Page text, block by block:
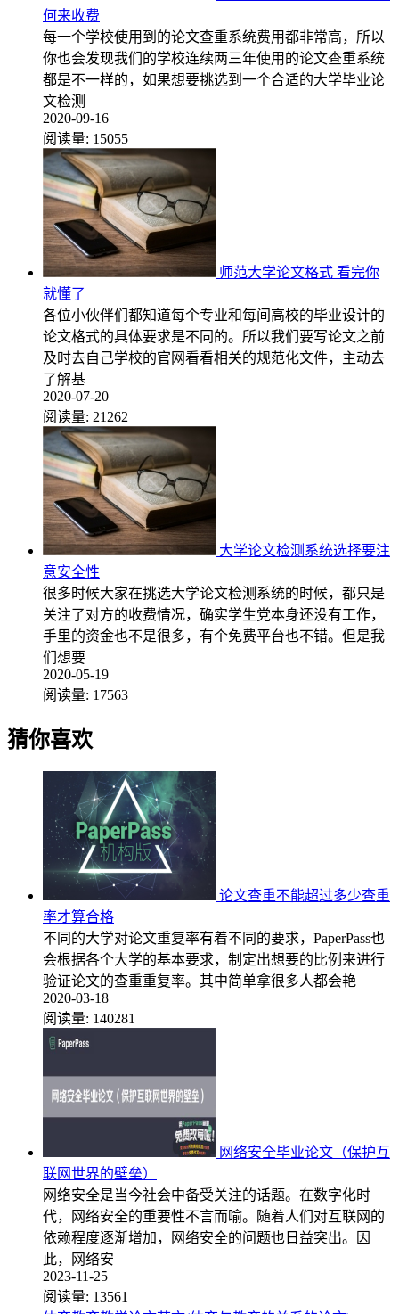
何来收费
每一个学校使用到的论文查重系统费用都非常高，所以
你也会发现我们的学校连续两三年使用的论文查重系统
都是不一样的，如果想要挑选到一个合适的大学毕业论
文检测
2020-09-16
阅读量: 15055
师范大学论文格式 看完你
就懂了
各位小伙伴们都知道每个专业和每间高校的毕业设计的
论文格式的具体要求是不同的。所以我们要写论文之前
及时去自己学校的官网看看相关的规范化文件，主动去
了解基
2020-07-20
阅读量: 21262
大学论文检测系统选择要注
意安全性
很多时候大家在挑选大学论文检测系统的时候，都只是
关注了对方的收费情况，确实学生党本身还没有工作，
手里的资金也不是很多，有个免费平台也不错。但是我
们想要
2020-05-19
阅读量: 17563
猜你喜欢
论文查重不能超过多少查重
率才算合格
不同的大学对论文重复率有着不同的要求，PaperPass也
会根据各个大学的基本要求，制定出想要的比例来进行
验证论文的查重重复率。其中简单拿很多人都会艳
2020-03-18
阅读量: 140281
网络安全毕业论文（保护互
联网世界的壁垒）
网络安全是当今社会中备受关注的话题。在数字化时
代，网络安全的重要性不言而喻。随着人们对互联网的
依赖程度逐渐增加，网络安全的问题也日益突出。因
此，网络安
2023-11-25
阅读量: 13561